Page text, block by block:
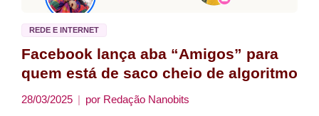
REDE E INTERNET
Facebook lança aba “Amigos” para
quem está de saco cheio de algoritmo
28/03/2025 por Redação Nanobits